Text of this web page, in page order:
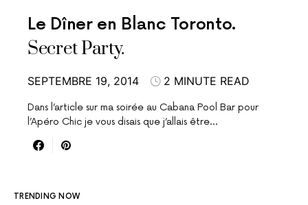
Le Dîner en Blanc Toronto.
Secret Party.
SEPTEMBRE 19, 2014 2 MINUTE READ
Dans l’article sur ma soirée au Cabana Pool Bar pour
l’Apéro Chic je vous disais que j’allais être…
TRENDING NOW